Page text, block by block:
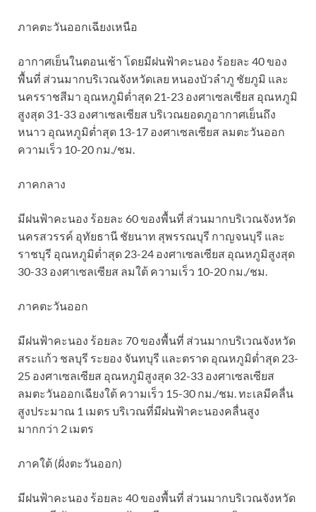
ภาคตะวันออกเฉียงเหนือ
อากาศเย็นในตอนเช้า โดยมีฝนฟ้าคะนอง ร้อยละ 40 ของ
พื้นที่ ส่วนมากบริเวณจังหวัดเลย หนองบัวลำภู ชัยภูมิ และ
นครราชสีมา อุณหภูมิต่ำสุด 21-23 องศาเซลเซียส อุณหภูมิ
สูงสุด 31-33 องศาเซลเซียส บริเวณยอดภูอากาศเย็นถึง
หนาว อุณหภูมิต่ำสุด 13-17 องศาเซลเซียส ลมตะวันออก
ความเร็ว 10-20 กม./ชม.
ภาคกลาง
มีฝนฟ้าคะนอง ร้อยละ 60 ของพื้นที่ ส่วนมากบริเวณจังหวัด
นครสวรรค์ อุทัยธานี ชัยนาท สุพรรณบุรี กาญจนบุรี และ
ราชบุรี อุณหภูมิต่ำสุด 23-24 องศาเซลเซียส อุณหภูมิสูงสุด
30-33 องศาเซลเซียส ลมใต้ ความเร็ว 10-20 กม./ชม.
ภาคตะวันออก
มีฝนฟ้าคะนอง ร้อยละ 70 ของพื้นที่ ส่วนมากบริเวณจังหวัด
สระแก้ว ชลบุรี ระยอง จันทบุรี และตราด อุณหภูมิต่ำสุด 23-
25 องศาเซลเซียส อุณหภูมิสูงสุด 32-33 องศาเซลเซียส
ลมตะวันออกเฉียงใต้ ความเร็ว 15-30 กม./ชม. ทะเลมีคลื่น
สูงประมาณ 1 เมตร บริเวณที่มีฝนฟ้าคะนองคลื่นสูง
มากกว่า 2 เมตร
ภาคใต้ (ฝั่งตะวันออก)
มีฝนฟ้าคะนอง ร้อยละ 40 ของพื้นที่ ส่วนมากบริเวณจังหวัด